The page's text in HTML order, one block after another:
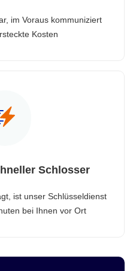
im Voraus kommuniziert
Kosten
Schlosser
ist unser Schlüsseldienst
bei Ihnen vor Ort